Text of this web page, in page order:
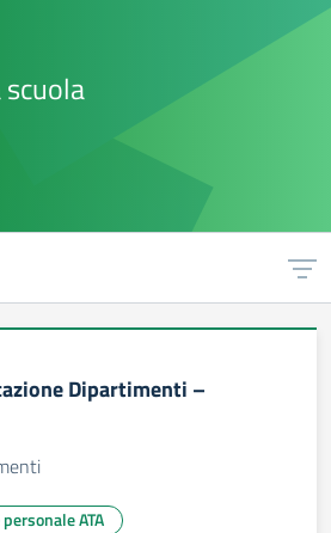
Dipartimenti –
ATA